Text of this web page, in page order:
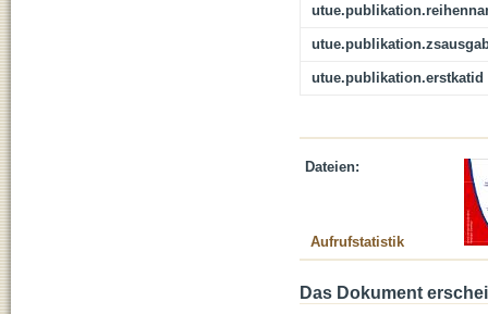
utue.publikation.erstkatid
Dateien:
Aufrufstatistik
Das Dokument